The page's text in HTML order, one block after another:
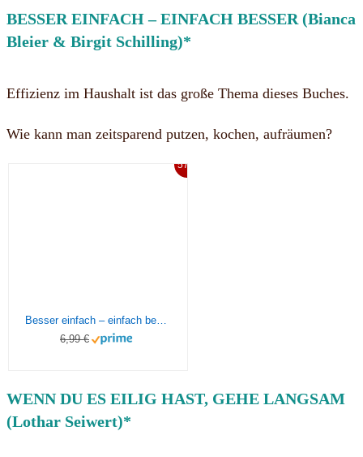
BESSER EINFACH – EINFACH BESSER (Bianca
Bleier & Birgit Schilling)*
Effizienz im Haushalt ist das große Thema dieses Buches.
Wie kann man zeitsparend putzen, kochen, aufräumen?
57%
Besser einfach – einfach besser: Das Haushaltssurvival-Buch
6,99 €
WENN DU ES EILIG HAST, GEHE LANGSAM
(Lothar Seiwert)*